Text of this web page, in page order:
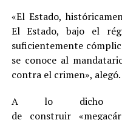
«El Estado,
El Estado, bajo el
suficientemente
se conoce al
contra el crimen», alegó.
A lo dicho
de construir